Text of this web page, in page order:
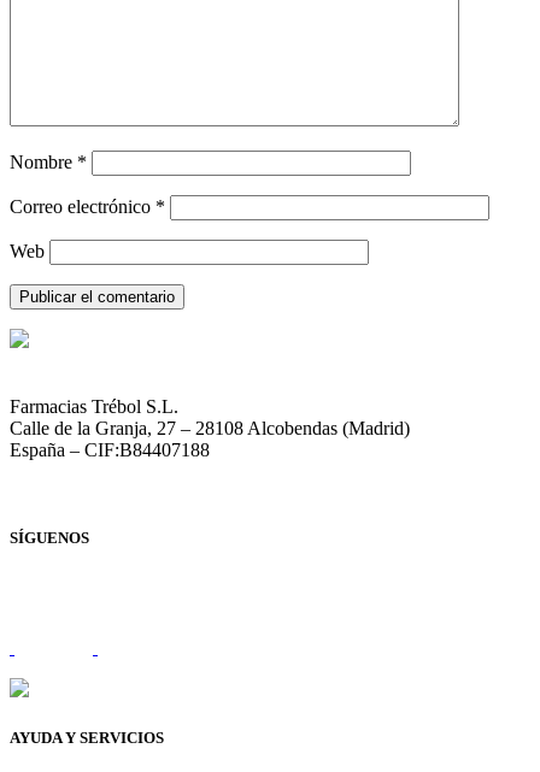
Nombre *
Correo electrónico *
Web
Farmacias Trébol S.L.
Calle de la Granja, 27 – 28108 Alcobendas (Madrid)
España – CIF:B84407188
SÍGUENOS
AYUDA Y SERVICIOS